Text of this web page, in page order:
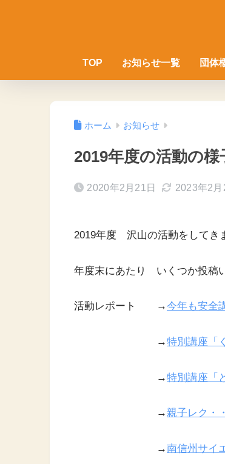
TOP お知らせ一覧 団体
ホーム お知らせ
2019年度の活動の
2020年2月21日 2023年2月
2019年度 沢山の活動をしてき
年度末にあたり いくつか投稿
活動レポート →今年も安全
→特別講座「
→特別講座「
→親子レク・
→南信州サイ